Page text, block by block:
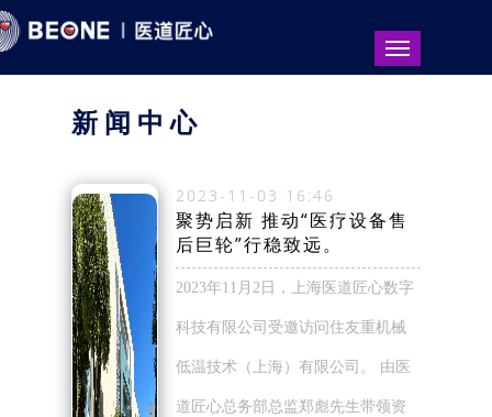
新 闻 中 心
2023-11-03 16:46
聚势启新 推动“医疗设备售
后巨轮”行稳致远。
2023年11月2日，上海医道匠心数字
科技有限公司受邀访问住友重机械
低温技术（上海）有限公司。 由医
道匠心总务部总监郑彪先生带领资